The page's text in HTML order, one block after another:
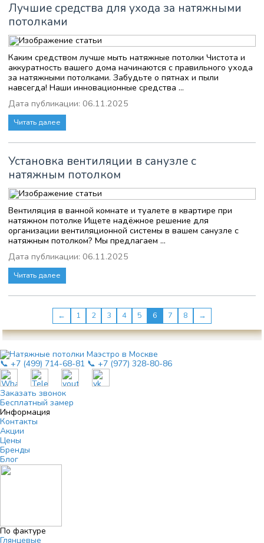
Лучшие средства для ухода за натяжными
потолками
Каким средством лучше мыть натяжные потолки Чистота и
аккуратность вашего дома начинаются с правильного ухода
за натяжными потолками. Забудьте о пятнах и пыли
навсегда! Наши инновационные средства ...
Дата публикации: 06.11.2025
Читать далее
Установка вентиляции в санузле с
натяжным потолком
Вентиляция в ванной комнате и туалете в квартире при
натяжном потолке Ищете надёжное решение для
организации вентиляционной системы в вашем санузле с
натяжным потолком? Мы предлагаем ...
Дата публикации: 06.11.2025
Читать далее
← 1 2 3 4 5 6 7 8 →
📞 +7 (499) 714-68-81 📞 +7 (977) 328-80-86
Заказать звонок
Бесплатный замер
Информация
Контакты
Акции
Цены
Бренды
Блог
По фактуре
Глянцевые